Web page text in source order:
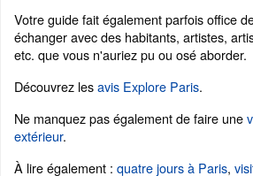
Votre guide fait également parfois office
échanger avec des habitants, artistes,
etc. que vous n'auriez pu ou osé aborder.
Découvrez lesavis Explore Paris.
Ne manquez pas également de faire une
extérieur.
À lire également : quatre jours à Paris,